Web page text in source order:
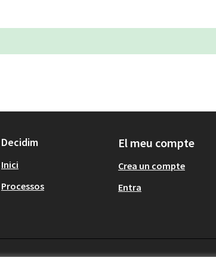
Decidim
Inici
Processos
El meu compte
Crea un compte
Entra